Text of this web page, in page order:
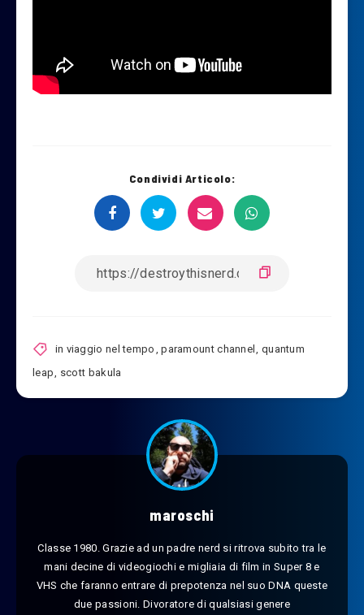
Condividi Articolo:
in viaggio nel tempo ,paramount channel , quantum
leap
scott bakula
maroschi
Classe 1980. Grazie ad un padre nerd si ritrova subito tra le
mani decine di videogiochi e migliaia di film in Super 8 e
VHS che faranno entrare di prepotenza nel suo DNA queste
due passioni. Divoratore di qualsiasi genere